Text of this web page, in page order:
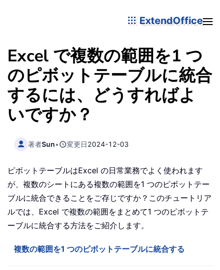
ExtendOffice
Excel で複数の範囲を1 つ
のピボットテーブルに統合
するには、どうすればよ
いですか？
著者Sun• 変更日2024-12-03
ピボットテーブルはExcel の日常業務でよく使われます
が、複数のシートにある複数の範囲を1 つのピボットテー
ブルに統合できることをご存じですか？このチュートリア
ルでは、Excel で複数の範囲をまとめて1 つのピボットテ
ーブルに統合する方法をご紹介します。
複数の範囲を1 つのピボットテーブルに統合する